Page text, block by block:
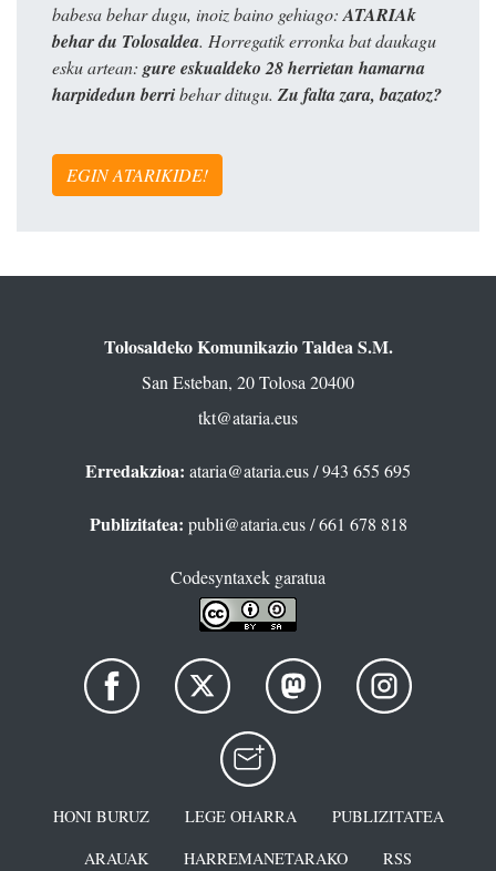
babesa behar dugu, inoiz baino gehiago: ATARIAk
behar du Tolosaldea. Horregatik erronka bat daukagu
esku artean: gure eskualdeko 28 herrietan hamarna
harpidedun berribehar ditugu. Zu falta zara, bazatoz?
EGIN ATARIKIDE!
Tolosaldeko Komunikazio Taldea S.M.
San Esteban, 20 Tolosa 20400
tkt@ataria.eus
Erredakzioa: ataria@ataria.eus/ 943 655 695
Publizitatea: publi@ataria.eus/ 661 678 818
Codesyntaxek garatua
HONI BURUZ LEGE OHARRA
PUBLIZITATEA
ARAUAK
HARREMANETARAKO RSS